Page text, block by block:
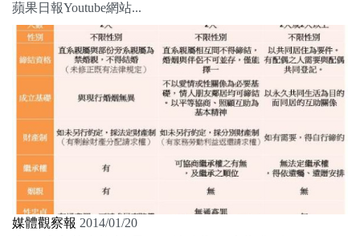
蘋果日報Youtube網站...
媒體觀察報 2014/01/20